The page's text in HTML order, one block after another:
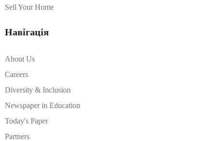
Sell Your Home
Навігація
About Us
Careers
Diversity & Inclusion
Newspaper in Education
Today's Paper
Partners